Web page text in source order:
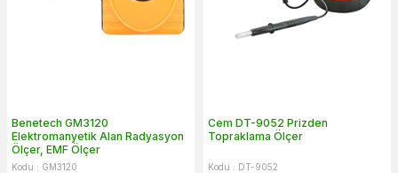
Benetech GM3120
Elektromanyetik Alan Radyasyon
Ölçer, EMF Ölçer
Kodu : GM3120
Cem DT-9052 Prizden
Topraklama Ölçer
Kodu : DT-9052